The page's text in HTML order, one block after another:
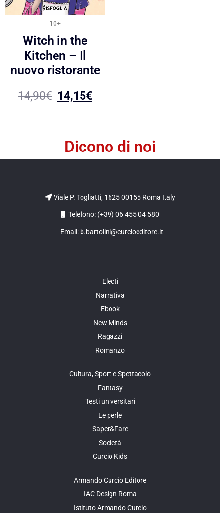
10+
Witch in the
Kitchen – Il
nuovo ristorante
14,90€ 14,15€
Dicono di noi
Viale P. Togliatti, 1625 00155 Roma Italy
Telefono: (+39) 06 455 04 580
Email: b.bartolini@curcioeditore.it
Electi
Narrativa
Ebook
New Minds
Ragazzi
Romanzo
Cultura, Sport e Spettacolo
Fantasy
Testi universitari
Le perle
Saper&Fare
Società
Curcio Kids
Armando Curcio Editore
IAC Design Roma
Istituto Armando Curcio